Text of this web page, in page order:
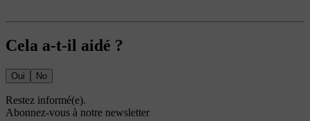
Cela a-t-il aidé ?
Oui No